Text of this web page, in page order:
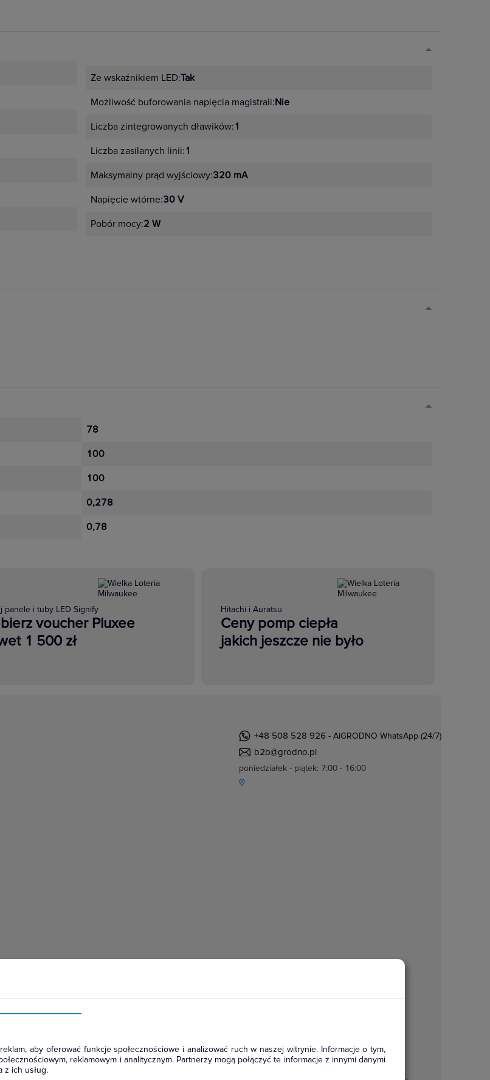
aby oferować funkcje społecznościowe i analizować ruch w naszej witrynie. Informacje o tym,
reklamowym i analitycznym. Partnerzy mogą połączyć te informacje z innymi danymi
z ich usług.
Ze wskaźnikiem LED:Tak
Możliwość buforowania napięcia magistrali:Nie
Liczba zintegrowanych dławików:1
Liczba zasilanych linii:1
Maksymalny prąd wyjściowy:320 mA
Napięcie wtórne:30 V
Pobór mocy:2 W
78
100
100
0,278
0,78
panele i tuby LED Signify
voucher Pluxee
1 500 zł
Hitachi i Auratsu
Ceny pomp ciepła
jakich jeszcze nie było
+48 508 528 926 - AiGRODNO WhatsApp (24/7)
b2b@grodno.pl
poniedziałek - piątek: 7:00 - 16:00